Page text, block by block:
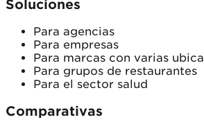
Soluciones
Para agencias
Para empresas
Para marcas con varias
Para grupos de restaurantes
Para el sector salud
Comparativas